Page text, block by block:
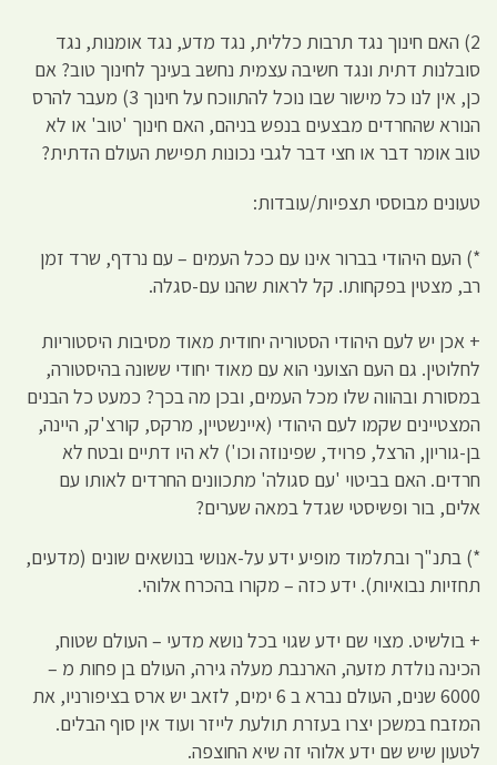
2) האם חינוך נגד תרבות כללית, נגד מדע, נגד אומנות, נגד
סובלנות דתית ונגד חשיבה עצמית נחשב בעינך לחינוך טוב? אם
כן, אין לנו כל מישור שבו נוכל להתווכח על חינוך 3) מעבר להרס
הנורא שהחרדים מבצעים בנפש בניהם, האם חינוך 'טוב' או לא
טוב אומר דבר או חצי דבר לגבי נכונות תפישת העולם הדתית?
טעונים מבוססי תצפיות/עובדות:
*) העם היהודי בברור אינו עם ככל העמים – עם נרדף, שרד זמן
רב, מצטין בפקחותו. קל לראות שהנו עם-סגלה.
+ אכן יש לעם היהודי הסטוריה יחודית מאוד מסיבות היסטוריות
לחלוטין. גם העם הצועני הוא עם מאוד יחודי ששונה בהיסטורה,
במסורת ובהווה שלו מכל העמים, ובכן מה בכך? כמעט כל הבנים
המצטיינים שקמו לעם היהודי (איינשטיין, מרקס, קורצ'ק, היינה,
בן-גוריון, הרצל, פרויד, שפינוזה וכו') לא היו דתיים ובטח לא
חרדים. האם בביטוי 'עם סגולה' מתכוונים החרדים לאותו עם
אלים, בור ופשיסטי שגדל במאה שערים?
*) בתנ"ך ובתלמוד מופיע ידע על-אנושי בנושאים שונים (מדעים,
תחזיות נבואיות). ידע כזה – מקורו בהכרח אלוהי.
+ בולשיט. מצוי שם ידע שגוי בכל נושא מדעי – העולם שטוח,
הכינה נולדת מזעה, הארנבת מעלה גירה, העולם בן פחות מ –
6000 שנים, העולם נברא ב 6 ימים, לזאב יש ארס בציפורניו, את
המזבח במשכן יצרו בעזרת תולעת לייזר ועוד אין סוף הבלים.
לטעון שיש שם ידע אלוהי זה שיא החוצפה.